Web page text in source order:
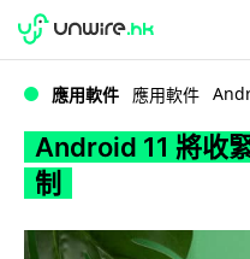
Android 11
WWDC 2026
應用軟件 應用軟件
Android 11 將收
制